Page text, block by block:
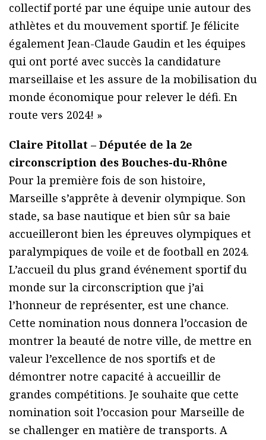
collectif porté par une équipe unie autour des
athlètes et du mouvement sportif. Je félicite
également Jean-Claude Gaudin et les équipes
qui ont porté avec succès la candidature
marseillaise et les assure de la mobilisation du
monde économique pour relever le défi. En
route vers 2024! »
Claire Pitollat – Députée de la 2e
circonscription des Bouches-du-Rhône
Pour la première fois de son histoire,
Marseille s’apprête à devenir olympique. Son
stade, sa base nautique et bien sûr sa baie
accueilleront bien les épreuves olympiques et
paralympiques de voile et de football en 2024.
L’accueil du plus grand événement sportif du
monde sur la circonscription que j’ai
l’honneur de représenter, est une chance.
Cette nomination nous donnera l’occasion de
montrer la beauté de notre ville, de mettre en
valeur l’excellence de nos sportifs et de
démontrer notre capacité à accueillir de
grandes compétitions. Je souhaite que cette
nomination soit l’occasion pour Marseille de
se challenger en matière de transports. A